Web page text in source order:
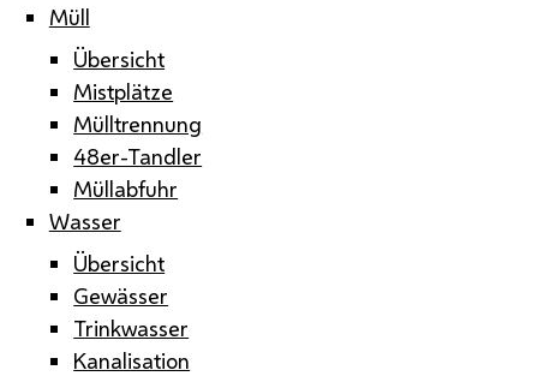
Müll
Übersicht
Mistplätze
Mülltrennung
48er-Tandler
Müllabfuhr
Wasser
Übersicht
Gewässer
Trinkwasser
Kanalisation